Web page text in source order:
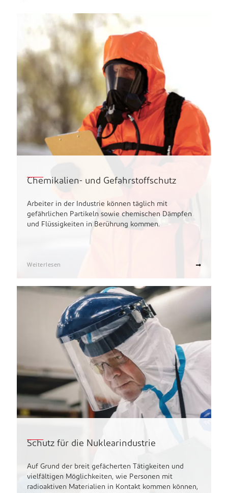
Chemikalien- und Gefahrstoffschutz
Arbeiter in der Industrie können täglich mit
gefährlichen Partikeln sowie chemischen Dämpfen
und Flüssigkeiten in Berührung kommen.
Weiterlesen
Schutz für die Nuklearindustrie
Auf Grund der breit gefächerten Tätigkeiten und
vielfältigen Möglichkeiten, wie Personen mit
radioaktiven Materialien in Kontakt kommen können,